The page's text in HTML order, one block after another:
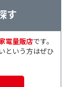
す
電量販店です。
という方はぜひ